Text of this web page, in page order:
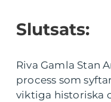
Slutsats:
Riva Gamla Stan
process som
viktiga historiska